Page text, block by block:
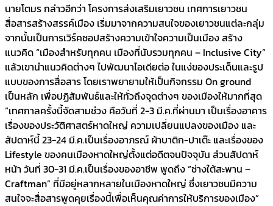
นายโตมร กล่าวอีกว่า โครงการส่งเสริมเยาวชน เทศการเยาวชน
สื่อสารสร้างสรรค์เมือง เริ่มมาจากความสนใจของเยาวชนแต่ละกลุ่ม
จากนั้นเป็นการเวิร์คชอปสร้างความเข้าใจความเป็นเมือง สร้าง
แนวคิด “เมืองสำหรับทุกคน เมืองที่นับรวมทุกคน – Inclusive City”
แล้วเขานำแนวคิดต่างๆ ไปพัฒนาไอเดียต่อ ในแง่ของประเด็นและรูป
แบบของการสื่อสาร โดยเราพยายามให้เป็นกิจกรรม On ground
เป็นหลัก เพื่อปฏิสัมพันธ์และให้ทั่วถึงจุดต่างๆ ของเมืองให้มากที่สุด
“เทศกาลครั้งนี้จัดสามช่วง คือวันที่ 2-3 มี.ค.ที่ผ่านมา เป็นเรื่องอาคาร
เรื่องของประวัติศาสตร์หาดใหญ่ ความเปลี่ยนแปลงของเมือง และ
สัปดาห์นี้ 23-24 มี.ค.เป็นเรื่องอาภรณ์ ผ้าบาติก-ปาเต๊ะ และเรื่องของ
Lifestyle ของคนเมืองหาดใหญ่ตั้งแต่อดีตจนปัจจุบัน ส่วนสัปดาห์
หน้า วันที่ 30-31 มี.ค.เป็นเรื่องของอาชีพ พูดถึง “ช่างใต้สะพาน –
Craftman” ที่มีอยู่หลากหลายในเมืองหาดใหญ่ ซึ่งเยาวชนมีความ
สนใจจะสื่อสารพูดคุยเรื่องนี้เพื่อเห็นคุณค่าการให้บริการของเมือง”